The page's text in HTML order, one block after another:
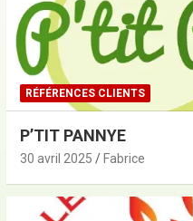
RÉFÉRENCES CLIENTS
P’TIT PANNYE
30 avril 2025 Fabrice